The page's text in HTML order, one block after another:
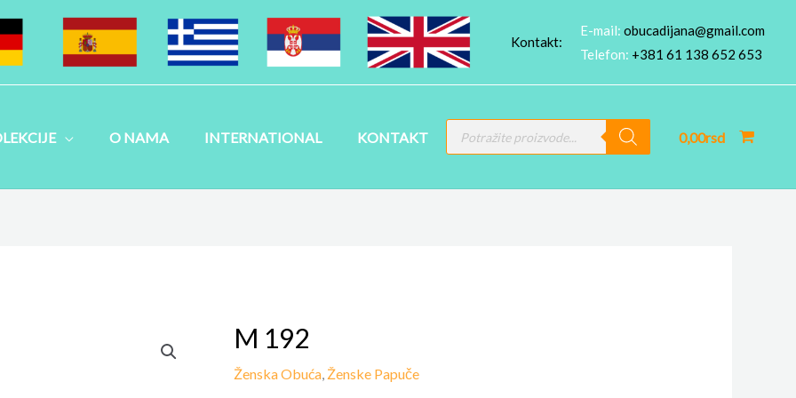
Kontakt:
E-mail: obucadijana@gmail.com
Telefon: +381 61 138 652 653
O NAMA INTERNATIONAL KONTAKT
PRODUCTS
SEARCH
0,00rsd
M 192
Ženska Obuća, Ženske Papuče